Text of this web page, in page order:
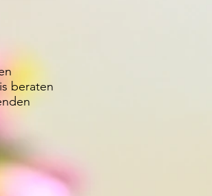
beraten